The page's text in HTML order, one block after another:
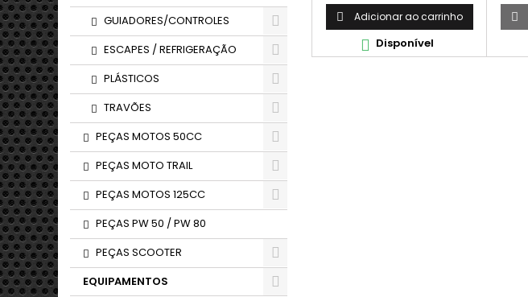
GUIADORES/CONTROLES
ESCAPES / REFRIGERAÇÃO
PLÁSTICOS
TRAVÕES
PEÇAS MOTOS 50CC
PEÇAS MOTO TRAIL
PEÇAS MOTOS 125CC
PEÇAS PW 50 / PW 80
PEÇAS SCOOTER
EQUIPAMENTOS
 Adicionar ao carrinho
 Disponível
